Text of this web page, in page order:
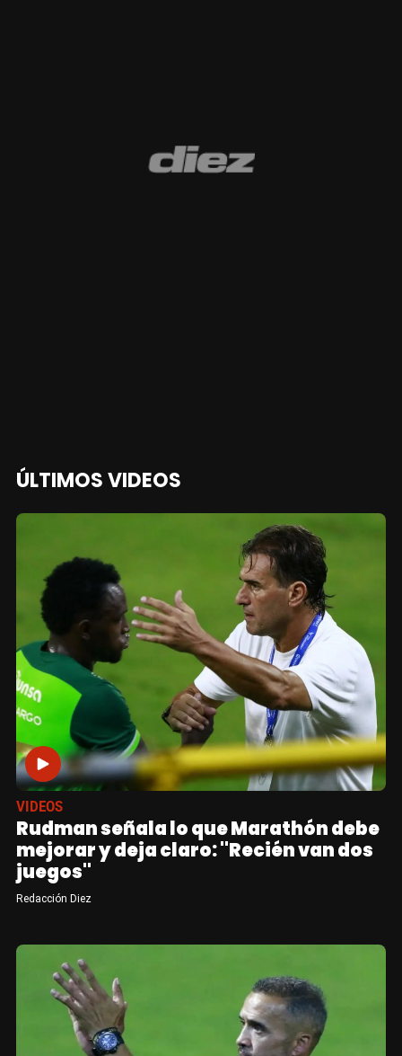
ÚLTIMOS VIDEOS
VIDEOS
Rudman señala lo que Marathón debe
mejorar y deja claro: "Recién van dos
juegos"
Redacción Diez